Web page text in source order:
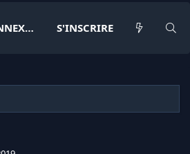
CONNEXION S'INSCRIRE